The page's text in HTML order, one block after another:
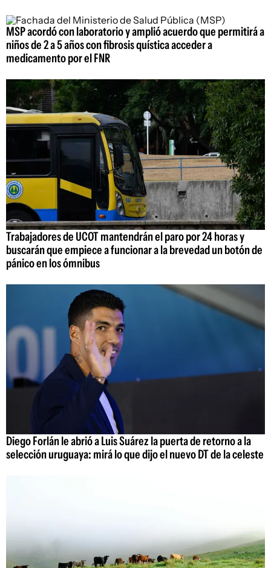
MSP acordó con laboratorio y amplió acuerdo que permitirá a
niños de 2 a 5 años con fibrosis quística acceder a
medicamento por el FNR
Trabajadores de UCOT mantendrán el paro por 24 horas y
buscarán que empiece a funcionar a la brevedad un botón de
pánico en los ómnibus
Diego Forlán le abrió a Luis Suárez la puerta de retorno a la
selección uruguaya: mirá lo que dijo el nuevo DT de la celeste